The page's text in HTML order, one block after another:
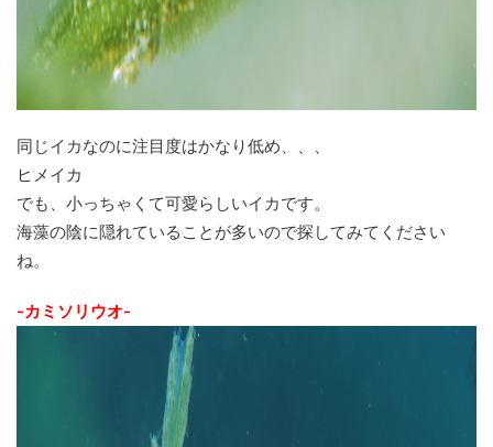
同じイカなのに注目度はかなり低め、、、
ヒメイカ
でも、小っちゃくて可愛らしいイカです。
海藻の陰に隠れていることが多いので探してみてください
ね。
-カミソリウオ-